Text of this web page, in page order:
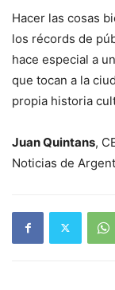
Hacer las cosas
los récords de
hace especial a
que tocan a la
propia historia
Juan Quintans,
Noticias de